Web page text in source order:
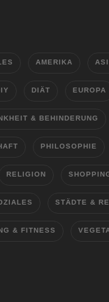
AMERIKA
DIÄT EUROPA
& BEHINDERUNG
PHILOSOPHIE
RELIGION
STÄDTE &
& FITNESS